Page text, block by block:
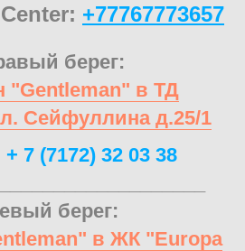
+77767773657
берег:
"Gentleman" в ТД
Сейфуллина д.25/1
+ 7 (7172) 32 03 38
берег:
в ЖК "Europa